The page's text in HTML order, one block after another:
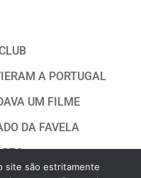
A PORTUGAL
UM FILME
DA FAVELA
site são estritamente